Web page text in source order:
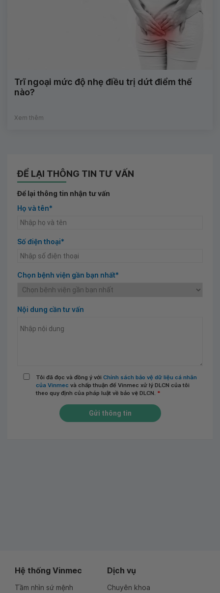
Trĩ ngoại mức độ nhẹ điều trị dứt điểm thế
nào?
Xem thêm
ĐỂ LẠI THÔNG TIN TƯ VẤN
Để lại thông tin nhận tư vấn
Họ và tên*
Số điện thoại*
Chọn bệnh viện gần bạn nhất*
Nội dung cần tư vấn
Tôi đã đọc và đồng ý với Chính sách bảo vệ dữ liệu cá nhân
của Vinmec và chấp thuận để Vinmec xử lý DLCN của tôi
theo quy định của pháp luật về bảo vệ DLCN. *
Gửi thông tin
Hệ thống Vinmec
Tầm nhìn sứ mệnh
Dịch vụ
Chuyên khoa